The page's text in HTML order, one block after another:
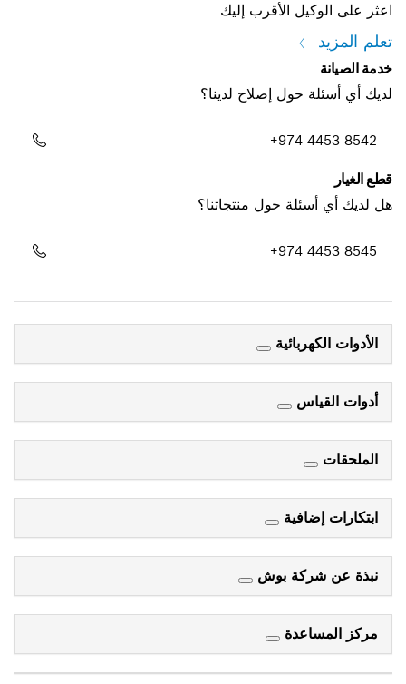
اعثر على الوكيل الأقرب إليك
تعلم المزيد
خدمة الصيانة
لديك أي أسئلة حول إصلاح لدينا؟
+974 4453 8542
قطع الغيار
هل لديك أي أسئلة حول منتجاتنا؟
+974 4453 8545
الأدوات الكهربائية
أدوات القياس
الملحقات
ابتكارات إضافية
نبذة عن شركة بوش
مركز المساعدة